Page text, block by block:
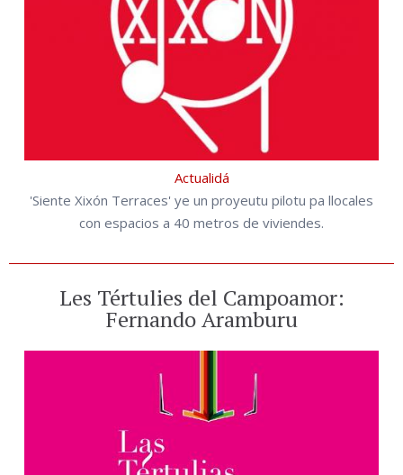
Actualidá
'Siente Xixón Terraces' ye un proyeutu pilotu pa llocales
con espacios a 40 metros de viviendes.
Les Tértulies del Campoamor:
Fernando Aramburu